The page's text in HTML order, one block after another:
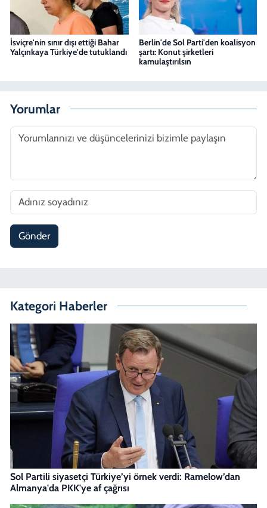
İsviçre'nin sınır dışı ettiği Bahar
Yalçınkaya Türkiye'de tutuklandı
Berlin'de Sol Parti'den koalisyon
şartı: Konut şirketleri
kamulaştırılsın
Yorumlar
Gönder
Kategori Haberler
Sol Partili siyasetçi Türkiye’yi örnek verdi: Ramelow’dan
Almanya'da PKK'ye af çağrısı